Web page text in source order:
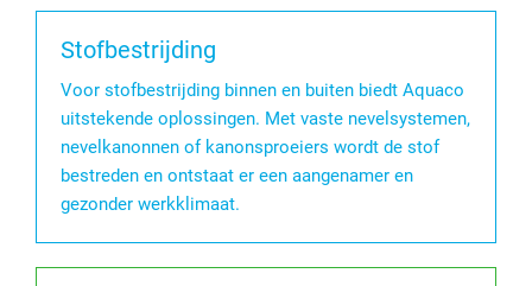
Stofbestrijding
Voor stofbestrijding binnen en buiten biedt Aquaco
uitstekende oplossingen. Met vaste nevelsystemen,
nevelkanonnen of kanonsproeiers wordt de stof
bestreden en ontstaat er een aangenamer en
gezonder werkklimaat.